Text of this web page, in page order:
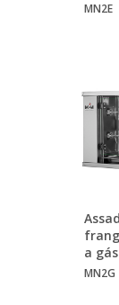
MN2E
a
MN2G